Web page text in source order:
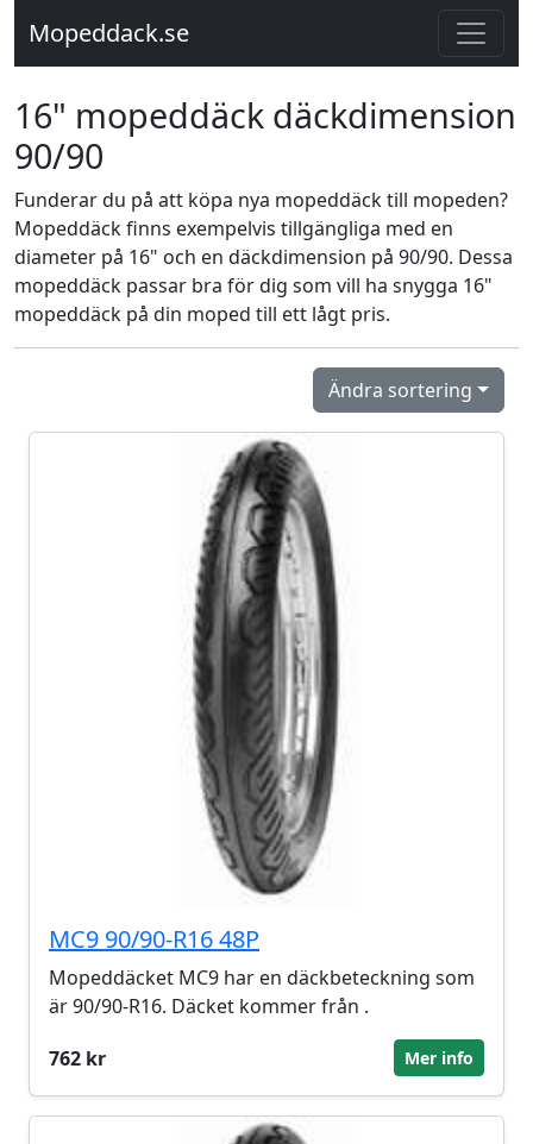
Mopeddack.se
16" mopeddäck däckdimension
90/90
Funderar du på att köpa nya mopeddäck till mopeden?
Mopeddäck finns exempelvis tillgängliga med en
diameter på 16" och en däckdimension på 90/90. Dessa
mopeddäck passar bra för dig som vill ha snygga 16"
mopeddäck på din moped till ett lågt pris.
Ändra sortering
MC9 90/90-R16 48P
Mopeddäcket MC9 har en däckbeteckning som
är 90/90-R16. Däcket kommer från .
762 kr
Mer info